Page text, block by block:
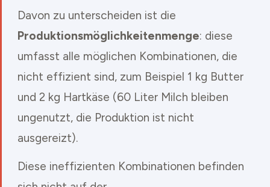
Davon zu unterscheiden ist die
Produktionsmöglichkeitenmenge: diese
umfasst alle möglichen Kombinationen, die
nicht effizient sind, zum Beispiel 1 kg Butter
und 2 kg Hartkäse (60 Liter Milch bleiben
ungenutzt, die Produktion ist nicht
ausgereizt).
Diese ineffizienten Kombinationen befinden